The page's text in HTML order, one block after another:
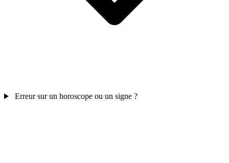
Erreur sur un horoscope ou un signe ?